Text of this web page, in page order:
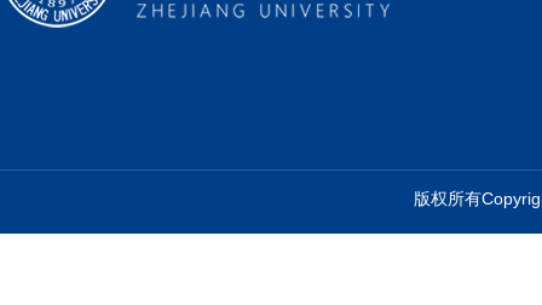
版权所有